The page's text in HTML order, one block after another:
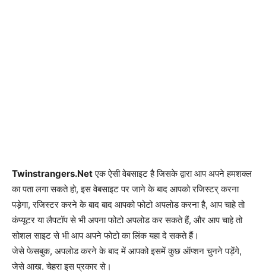
Twinstrangers.Netएक ऐसी वेबसाइट है जिसके द्वारा आप अपने हमशक्ल
का पता लगा सकते हो, इस वेबसाइट पर जाने के बाद आपको रजिस्टर् करना
पड़ेगा, रजिस्टर करने के बाद बाद आपको फोटो अपलोड करना है, आप चाहे तो
कंप्यूटर या लैपटॉप से भी अपना फोटो अपलोड कर सकते हैं, और आप चाहे तो
सोशल साइट से भी आप अपने फोटो का लिंक यहा दे सकते हैं।
जेसे फेसबुक, अपलोड करने के बाद में आपको इसमें कुछ ऑप्शन चुनने पड़ेंगे,
जेसे आख. चेहरा इस प्रकार से।